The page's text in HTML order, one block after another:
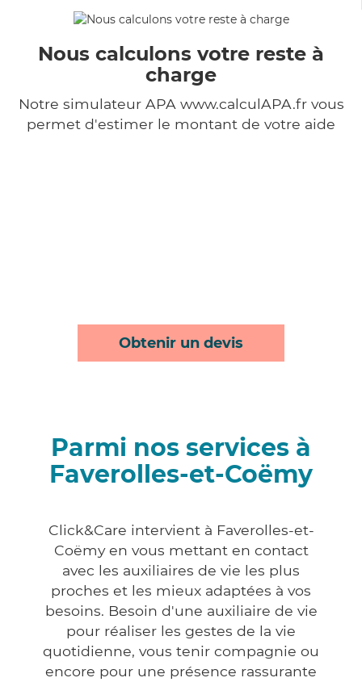
Nous calculons votre reste à
charge
Notre simulateur APA www.calculAPA.fr vous
permet d'estimer le montant de votre aide
Obtenir un devis
Parmi nos services à
Faverolles-et-Coëmy
Click&Care intervient à Faverolles-et-
Coëmy en vous mettant en contact
avec les auxiliaires de vie les plus
proches et les mieux adaptées à vos
besoins. Besoin d'une auxiliaire de vie
pour réaliser les gestes de la vie
quotidienne, vous tenir compagnie ou
encore pour une présence rassurante